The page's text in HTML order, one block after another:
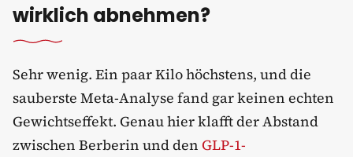
wirklich abnehmen?
Sehr wenig. Ein paar Kilo höchstens, und die
sauberste Meta-Analyse fand gar keinen echten
Gewichtseffekt. Genau hier klafft der Abstand
zwischen Berberin und den GLP-1-